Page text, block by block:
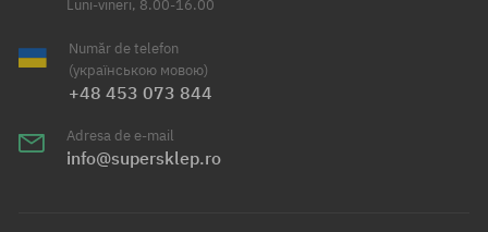
Luni-vineri, 8.00-16.00
Număr de telefon
(українською мовою)
+48 453 073 844
Adresa de e-mail
info@supersklep.ro